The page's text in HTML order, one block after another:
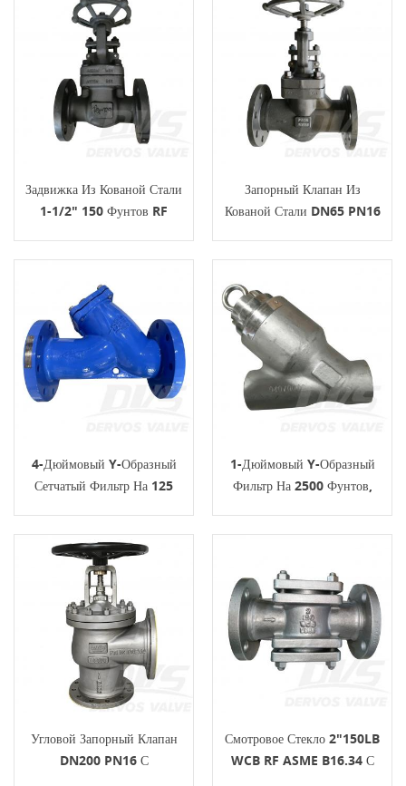
Задвижка Из Кованой Стали
1-1/2" 150 Фунтов RF
Запорный Клапан Из
Кованой Стали DN65 PN16
4-Дюймовый Y-Образный
Сетчатый Фильтр На 125
1-Дюймовый Y-Образный
Фильтр На 2500 Фунтов,
Угловой Запорный Клапан
DN200 PN16 С
Смотровое Стекло 2"150LB
WCB RF ASME B16.34 С